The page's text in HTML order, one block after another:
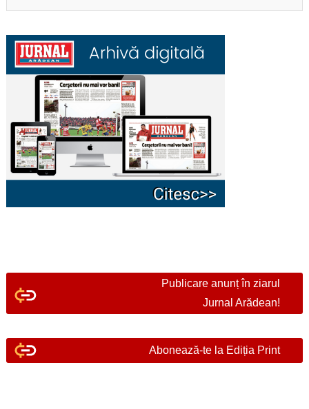
Publicare anunț în ziarul
Jurnal Arădean!
Abonează-te la Ediția Print